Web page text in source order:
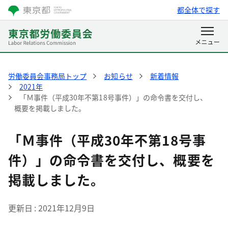
都全体で探す
労働委員会事務局トップ お知らせ
新着情報
2021年
「Ｍ事件（平成30年不第18号事件）」の命令書を交付し、
概要を掲載しました。
「Ｍ事件（平成30年不第18号事
件）」の命令書を交付し、概要を
掲載しました。
更新日 2021年12月9日